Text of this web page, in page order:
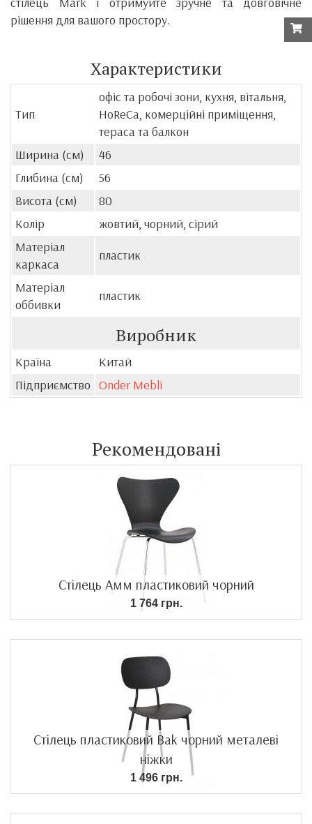
рішення для вашого простору.
Характеристики
Тип
офіс та робочі зони, кухня, вітальня,
HoReCa, комерційні приміщення,
тераса та балкон
Ширина (см)
46
Глибина (см)
56
Висота (см)
80
Колір
жовтий, чорний, сірий
Матеріал
каркаса
пластик
Матеріал
оббивки
пластик
Виробник
Країна
Китай
Підприємство Onder Mebli
Рекомендовані
Стілець Амм пластиковий чорний
1 764 грн.
Стілець пластиковий Bak чорний металеві
ніжки
1 496 грн.